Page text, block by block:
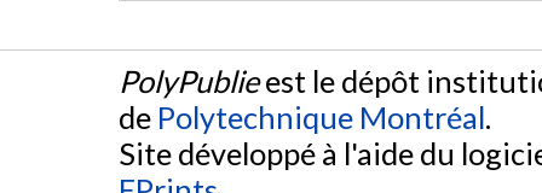
PolyPublieest le dépôt
de Polytechnique Montréal.
Site développé à l'aide du